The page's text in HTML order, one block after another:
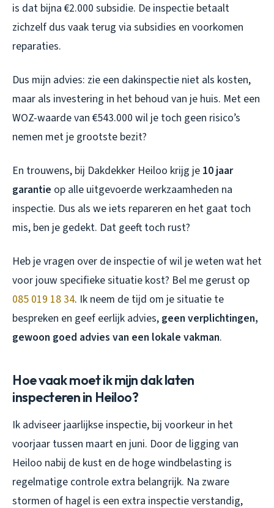
is dat bijna €2.000 subsidie. De inspectie betaalt
zichzelf dus vaak terug via subsidies en voorkomen
reparaties.
Dus mijn advies: zie een dakinspectie niet als kosten,
maar als investering in het behoud van je huis. Met een
WOZ-waarde van €543.000 wil je toch geen risico’s
nemen met je grootste bezit?
En trouwens, bij Dakdekker Heiloo krijg je 10 jaar
garantie op alle uitgevoerde werkzaamheden na
inspectie. Dus als we iets repareren en het gaat toch
mis, ben je gedekt. Dat geeft toch rust?
Heb je vragen over de inspectie of wil je weten wat het
voor jouw specifieke situatie kost? Bel me gerust op
085 019 18 34. Ik neem de tijd om je situatie te
bespreken en geef eerlijk advies, geen verplichtingen,
gewoon goed advies van een lokale vakman.
Hoe vaak moet ik mijn dak laten
inspecteren in Heiloo?
Ik adviseer jaarlijkse inspectie, bij voorkeur in het
voorjaar tussen maart en juni. Door de ligging van
Heiloo nabij de kust en de hoge windbelasting is
regelmatige controle extra belangrijk. Na zware
stormen of hagel is een extra inspectie verstandig,